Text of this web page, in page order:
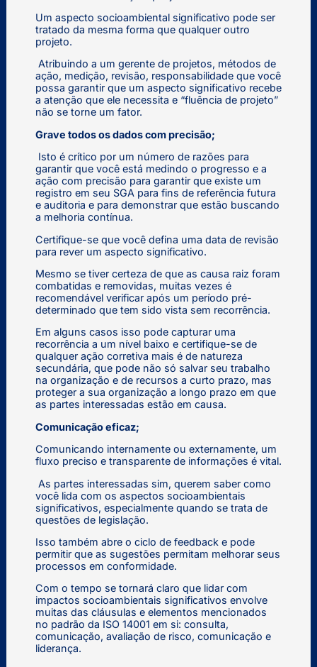
Um aspecto socioambiental significativo pode ser
tratado da mesma forma que qualquer outro
projeto.
Atribuindo a um gerente de projetos, métodos de
ação, medição, revisão, responsabilidade que você
possa garantir que um aspecto significativo recebe
a atenção que ele necessita e “fluência de projeto”
não se torne um fator.
Grave todos os dados com precisão;
Isto é crítico por um número de razões para
garantir que você está medindo o progresso e a
ação com precisão para garantir que existe um
registro em seu SGA para fins de referência futura
e auditoria e para demonstrar que estão buscando
a melhoria contínua.
Certifique-se que você defina uma data de revisão
para rever um aspecto significativo.
Mesmo se tiver certeza de que as causa raiz foram
combatidas e removidas, muitas vezes é
recomendável verificar após um período pré-
determinado que tem sido vista sem recorrência.
Em alguns casos isso pode capturar uma
recorrência a um nível baixo e certifique-se de
qualquer ação corretiva mais é de natureza
secundária, que pode não só salvar seu trabalho
na organização e de recursos a curto prazo, mas
proteger a sua organização a longo prazo em que
as partes interessadas estão em causa.
Comunicação eficaz;
Comunicando internamente ou externamente, um
fluxo preciso e transparente de informações é vital.
As partes interessadas sim, querem saber como
você lida com os aspectos socioambientais
significativos, especialmente quando se trata de
questões de legislação.
Isso também abre o ciclo de feedback e pode
permitir que as sugestões permitam melhorar seus
processos em conformidade.
Com o tempo se tornará claro que lidar com
impactos socioambientais significativos envolve
muitas das cláusulas e elementos mencionados
no padrão da ISO 14001 em si: consulta,
comunicação, avaliação de risco, comunicação e
liderança.